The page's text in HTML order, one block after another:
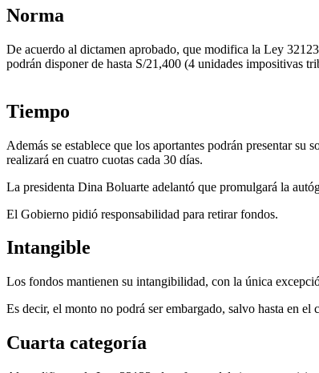
Norma
De acuerdo al dictamen aprobado, que modifica la Ley
podrán disponer de hasta S/21,400 (4 unidades impositivas
Tiempo
Además se establece que los aportantes podrán presentar
realizará en cuatro cuotas cada 30 días.
La presidenta Dina Boluarte adelantó que promulgará la
El Gobierno pidió responsabilidad para retirar fondos.
Intangible
Los fondos mantienen su intangibilidad, con la única
Es decir, el monto no podrá ser embargado, salvo hasta en
Cuarta categoría